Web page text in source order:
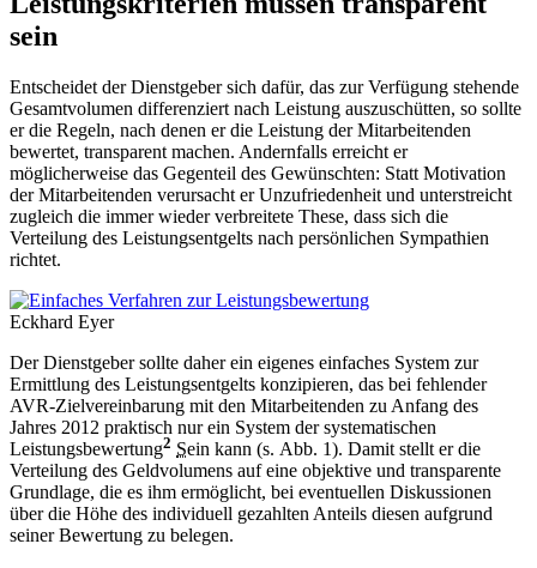
sein
Entscheidet der Dienstgeber sich dafür, das zur Verfügung stehende
Gesamtvolumen differenziert nach Leistung auszuschütten, so sollte
er die Regeln, nach denen er die Leistung der Mitarbeitenden
bewertet, transparent machen. Andernfalls erreicht er
möglicherweise das Gegenteil des Gewünschten: Statt Motivation
der Mitarbeitenden verursacht er Unzufriedenheit und unterstreicht
zugleich die immer wieder verbreitete These, dass sich die
Verteilung des Leistungsentgelts nach persönlichen Sympathien
richtet.
Eckhard Eyer
Der Dienstgeber sollte daher ein eigenes einfaches System zur
Ermittlung des Leistungsentgelts konzipieren, das bei fehlender
AVR-Zielvereinbarung mit den Mitarbeitenden zu Anfang des
Jahres 2012 praktisch nur ein System der systematischen
Leistungsbewertung2 Sein kann (s. Abb. 1). Damit stellt er die
Verteilung des Geldvolumens auf eine objektive und transparente
Grundlage, die es ihm ermöglicht, bei eventuellen Diskussionen
über die Höhe des individuell gezahlten Anteils diesen aufgrund
seiner Bewertung zu belegen.